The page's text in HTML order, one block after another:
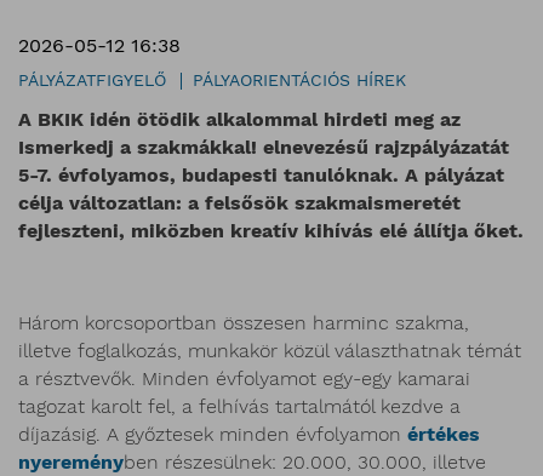
2026-05-12 16:38
PÁLYÁZATFIGYELŐ PÁLYAORIENTÁCIÓS HÍREK
A BKIK idén ötödik alkalommal hirdeti meg az
Ismerkedj a szakmákkal! elnevezésű rajzpályázatát
5-7. évfolyamos, budapesti tanulóknak. A pályázat
célja változatlan: a felsősök szakmaismeretét
fejleszteni, miközben kreatív kihívás elé állítja őket.
Három korcsoportban összesen harminc szakma,
illetve foglalkozás, munkakör közül választhatnak témát
a résztvevők. Minden évfolyamot egy-egy kamarai
tagozat karolt fel, a felhívás tartalmától kezdve a
díjazásig. A győztesek minden évfolyamon értékes
nyereményben részesülnek: 20.000, 30.000, illetve